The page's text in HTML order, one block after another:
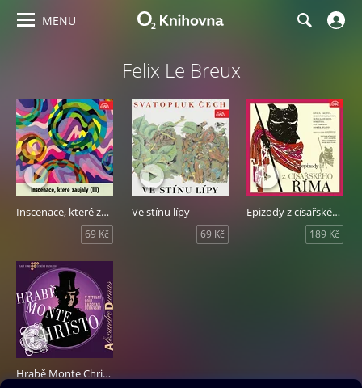
MENU
Felix Le Breux
Inscenace, které zaujaly III
69 Kč
Ve stínu lípy
69 Kč
Epizody z císařského Říma
189 Kč
Hrabě Monte Christo